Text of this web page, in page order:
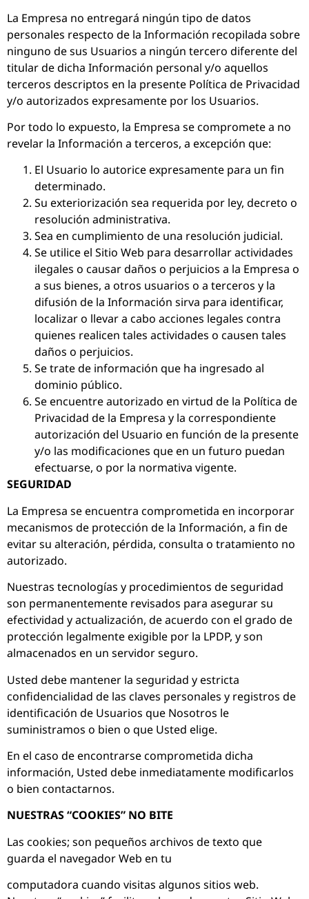
La Empresa no entregará ningún tipo de datos
personales respecto de la Información recopilada sobre
ninguno de sus Usuarios a ningún tercero diferente del
titular de dicha Información personal y/o aquellos
terceros descriptos en la presente Política de Privacidad
y/o autorizados expresamente por los Usuarios.
Por todo lo expuesto, la Empresa se compromete a no
revelar la Información a terceros, a excepción que:
El Usuario lo autorice expresamente para un fin
determinado.
Su exteriorización sea requerida por ley, decreto o
resolución administrativa.
Sea en cumplimiento de una resolución judicial.
Se utilice el Sitio Web para desarrollar actividades
ilegales o causar daños o perjuicios a la Empresa o
a sus bienes, a otros usuarios o a terceros y la
difusión de la Información sirva para identificar,
localizar o llevar a cabo acciones legales contra
quienes realicen tales actividades o causen tales
daños o perjuicios.
Se trate de información que ha ingresado al
dominio público.
Se encuentre autorizado en virtud de la Política de
Privacidad de la Empresa y la correspondiente
autorización del Usuario en función de la presente
y/o las modificaciones que en un futuro puedan
efectuarse, o por la normativa vigente.
SEGURIDAD
La Empresa se encuentra comprometida en incorporar
mecanismos de protección de la Información, a fin de
evitar su alteración, pérdida, consulta o tratamiento no
autorizado.
Nuestras tecnologías y procedimientos de seguridad
son permanentemente revisados para asegurar su
efectividad y actualización, de acuerdo con el grado de
protección legalmente exigible por la LPDP, y son
almacenados en un servidor seguro.
Usted debe mantener la seguridad y estricta
confidencialidad de las claves personales y registros de
identificación de Usuarios que Nosotros le
suministramos o bien o que Usted elige.
En el caso de encontrarse comprometida dicha
información, Usted debe inmediatamente modificarlos
o bien contactarnos.
NUESTRAS “COOKIES” NO BITE
Las cookies; son pequeños archivos de texto que
guarda el navegador Web en tu
computadora cuando visitas algunos sitios web.